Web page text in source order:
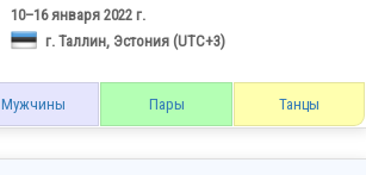
10–16 января 2022 г.
г. Таллин, Эстония (UTC+3)
Мужчины Пары Танцы